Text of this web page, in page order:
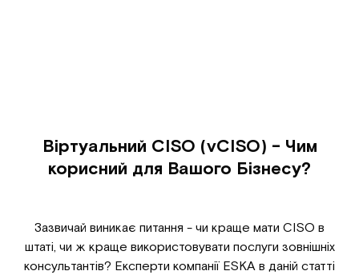
Віртуальний CISO (vCISO) - Чим
корисний для Вашого Бізнесу?
Зазвичай виникає питання - чи краще мати CISO в
штаті, чи ж краще використовувати послуги зовнішніх
консультантів? Експерти компанії ESKA в даній статті